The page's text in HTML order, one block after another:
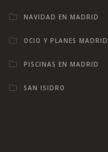
NAVIDAD EN MADRID
OCIO Y PLANES MADRID
PISCINAS EN MADRID
SAN ISIDRO